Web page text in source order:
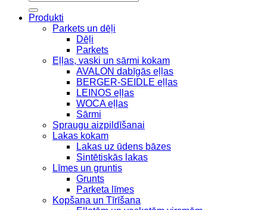
Produkti
Parkets un dēļi
Dēļi
Parkets
Eļļas, vaski un sārmi kokam
AVALON dabīgās eļļas
BERGER-SEIDLE eļļas
LEINOS eļļas
WOCA eļļas
Sārmi
Spraugu aizpildīšanai
Lakas kokam
Lakas uz ūdens bāzes
Sintētiskās lakas
Līmes un gruntis
Grunts
Parketa līmes
Kopšana un Tīrīšana